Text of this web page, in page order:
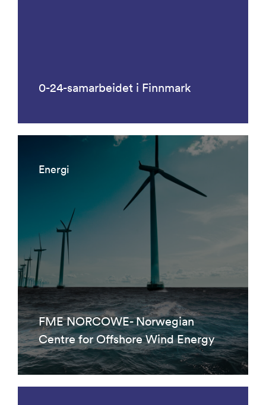
0-24-samarbeidet i Finnmark
Energi
FME NORCOWE- Norwegian
Centre for Offshore Wind Energy